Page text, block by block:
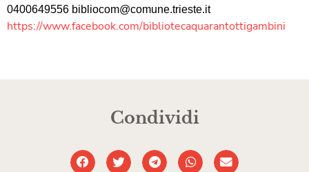
0400649556 bibliocom@comune.trieste.it
https://www.facebook.com/bibliotecaquarantottigambini
Condividi